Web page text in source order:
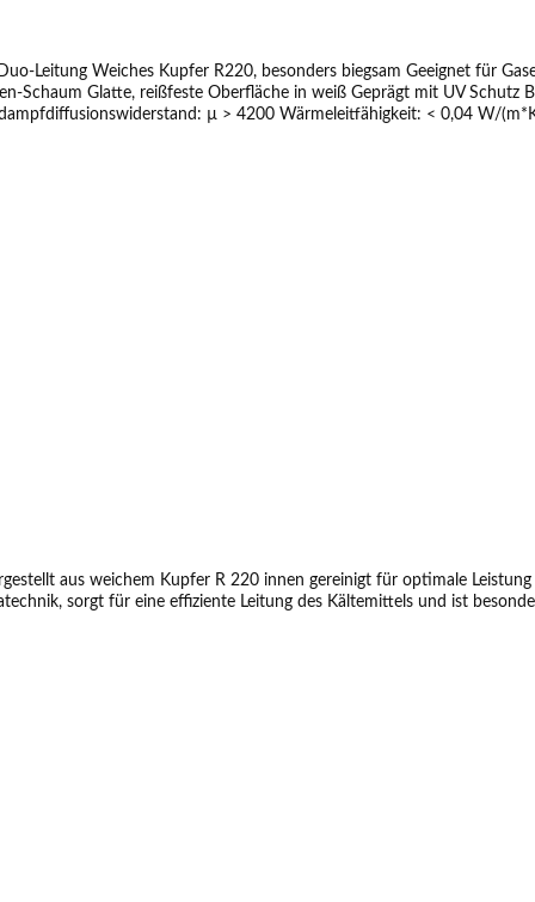
Leitung Weiches Kupfer R220, besonders biegsam Geeignet für
Schaum Glatte, reißfeste Oberfläche in weiß Geprägt mit UV
µ > 4200 Wärmeleitfähigkeit: < 0,04 W/(m*K) / bei 40°C
aus weichem Kupfer R 220 innen gereinigt für optimale Leistung
sorgt für eine effiziente Leitung des Kältemittels und ist